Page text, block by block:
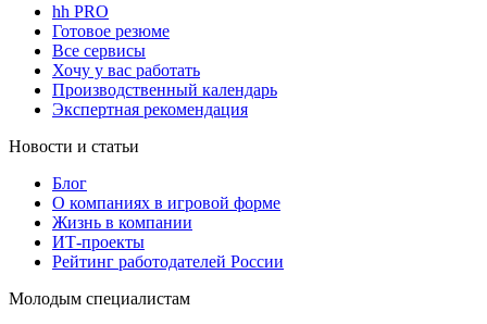
hh PRO
Готовое резюме
Все сервисы
Хочу у вас работать
Производственный календарь
Экспертная рекомендация
Новости и статьи
Блог
О компаниях в игровой форме
Жизнь в компании
ИТ-проекты
Рейтинг работодателей России
Молодым специалистам